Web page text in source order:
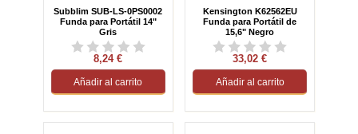
Subblim SUB-LS-0PS0002
Funda para Portátil 14"
Gris
8,24 €
Añadir al carrito
Kensington K62562EU
Funda para Portátil de
15,6" Negro
33,02 €
Añadir al carrito